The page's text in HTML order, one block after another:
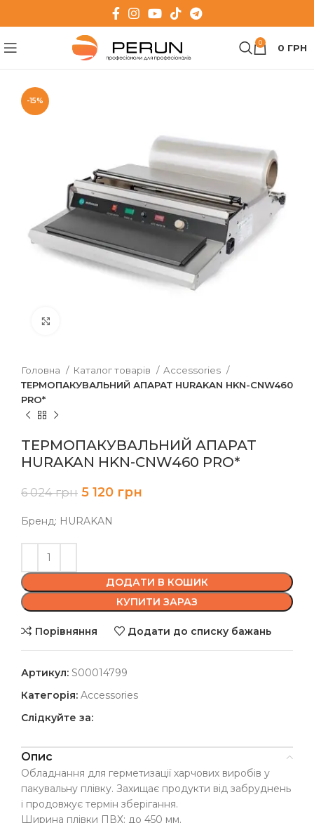
0 0 ГРН
-15%
Головна Каталог товарів
Accessories
ТЕРМОПАКУВАЛЬНИЙ АПАРАТ HURAKAN HKN-CNW460
PRO*
ТЕРМОПАКУВАЛЬНИЙ АПАРАТ
HURAKAN HKN-CNW460 PRO*
6 024грн 5 120 грн
Бренд: HURAKAN
ДОДАТИ В КОШИК
КУПИТИ ЗАРАЗ
Порівняння Додати до списку бажань
Артикул: S00014799
Категорія: Accessories
Слідкуйте за:
Опис
Обладнання для герметизації харчових виробів у
пакувальну плівку. Захищає продукти від забруднень
і продовжує термін зберігання.
Ширина плівки ПВХ: до 450 мм.